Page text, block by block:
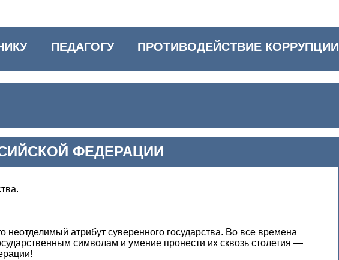
ПЕДАГОГУ ПРОТИВОДЕЙСТВИЕ КОРРУПЦИИ
ФЕДЕРАЦИИ
атрибут суверенного государства. Во все времена
символам и умение пронести их сквозь столетия —